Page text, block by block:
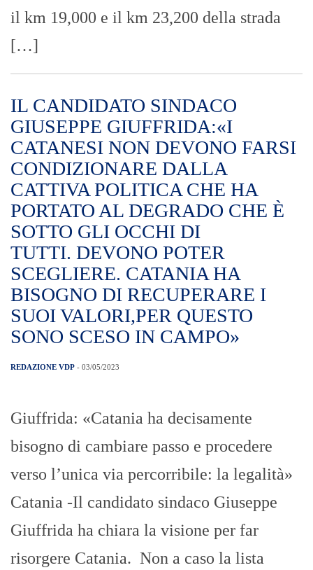
il km 19,000 e il km 23,200 della strada
[…]
IL CANDIDATO SINDACO
GIUSEPPE GIUFFRIDA:«I
CATANESI NON DEVONO FARSI
CONDIZIONARE DALLA
CATTIVA POLITICA CHE HA
PORTATO AL DEGRADO CHE È
SOTTO GLI OCCHI DI
TUTTI. DEVONO POTER
SCEGLIERE. CATANIA HA
BISOGNO DI RECUPERARE I
SUOI VALORI,PER QUESTO
SONO SCESO IN CAMPO»
REDAZIONE VDP - 03/05/2023
Giuffrida: «Catania ha decisamente
bisogno di cambiare passo e procedere
verso l’unica via percorribile: la legalità»
Catania -Il candidato sindaco Giuseppe
Giuffrida ha chiara la visione per far
risorgere Catania. Non a caso la lista